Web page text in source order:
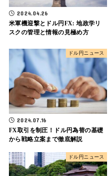
2024.04.26
米軍機迎撃とドル円FX: 地政学リ
スクの管理と情報の見極め方
ドル円ニュース
2024.07.16
FX取引を制圧！ドル円為替の基礎
から戦略立案まで徹底解説
ドル円ニュース